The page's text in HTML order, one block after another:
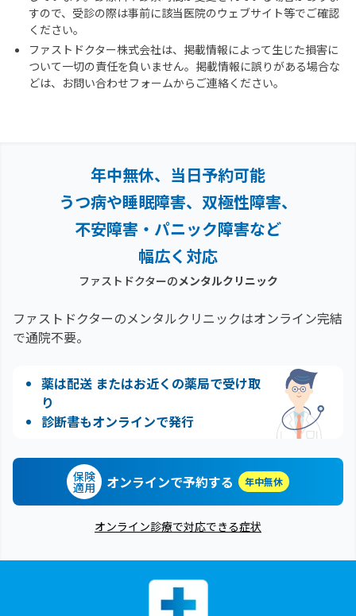
すので、受診の際は事前に該当医院のウェブサイト等でご確認
ください。
ファストドクター株式会社は、掲載情報によって生じた損害に
ついて一切の責任を負いません。掲載情報に誤りがある場合な
どは、お問い合わせフォームからご連絡ください。
年中無休、当日予約可能
うつ病や睡眠障害、双極性障害、
不安障害・パニック障害など
幅広く対応
ファストドクターのメンタルクリニック
ファストドクターのメンタルクリニックはオンライン完結
で通院不要。
薬は配送 またはお近くの薬局で受け取
り
診断書もオンラインで発行
保険
適用 オンラインで予約する 年中無休
オンライン診療で対応できる症状